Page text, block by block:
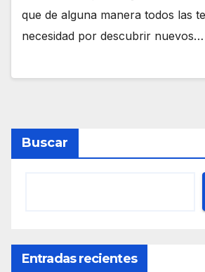
que de alguna manera todos las
necesidad por descubrir nuevos…
Buscar
Entradas recientes